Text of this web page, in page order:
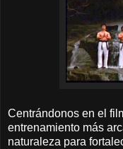
Centrándonos en el
entrenamiento más
naturaleza para